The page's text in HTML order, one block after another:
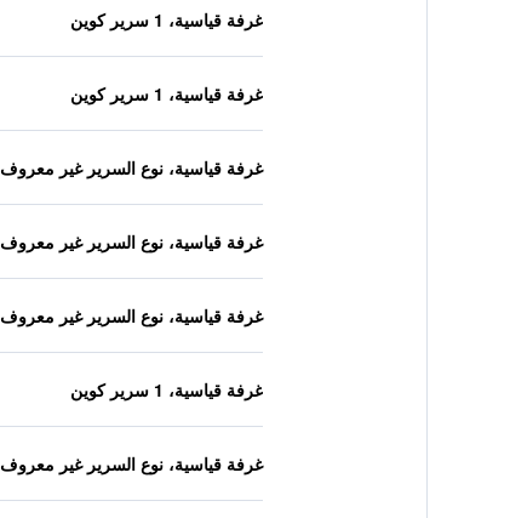
غرفة قياسية، 1 سرير كوين
غرفة قياسية، 1 سرير كوين
غرفة قياسية، نوع السرير غير معروف
غرفة قياسية، نوع السرير غير معروف
غرفة قياسية، نوع السرير غير معروف
غرفة قياسية، 1 سرير كوين
غرفة قياسية، نوع السرير غير معروف